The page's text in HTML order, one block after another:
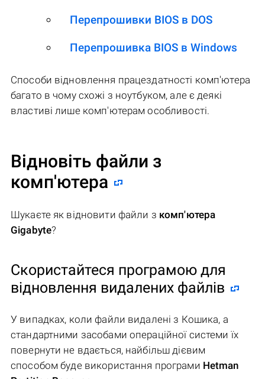
Перепрошивки BIOS в DOS
Перепрошивка BIOS в Windows
Способи відновлення працездатності комп'ютера
багато в чому схожі з ноутбуком, але є деякі
властиві лише комп'ютерам особливості.
Відновіть файли з
комп'ютера
Шукаєте як відновити файли з комп'ютера
Gigabyte?
Скористайтеся програмою для
відновлення видалених файлів
У випадках, коли файли видалені з Кошика, а
стандартними засобами операційної системи їх
повернути не вдається, найбільш дієвим
способом буде використання програми Hetman